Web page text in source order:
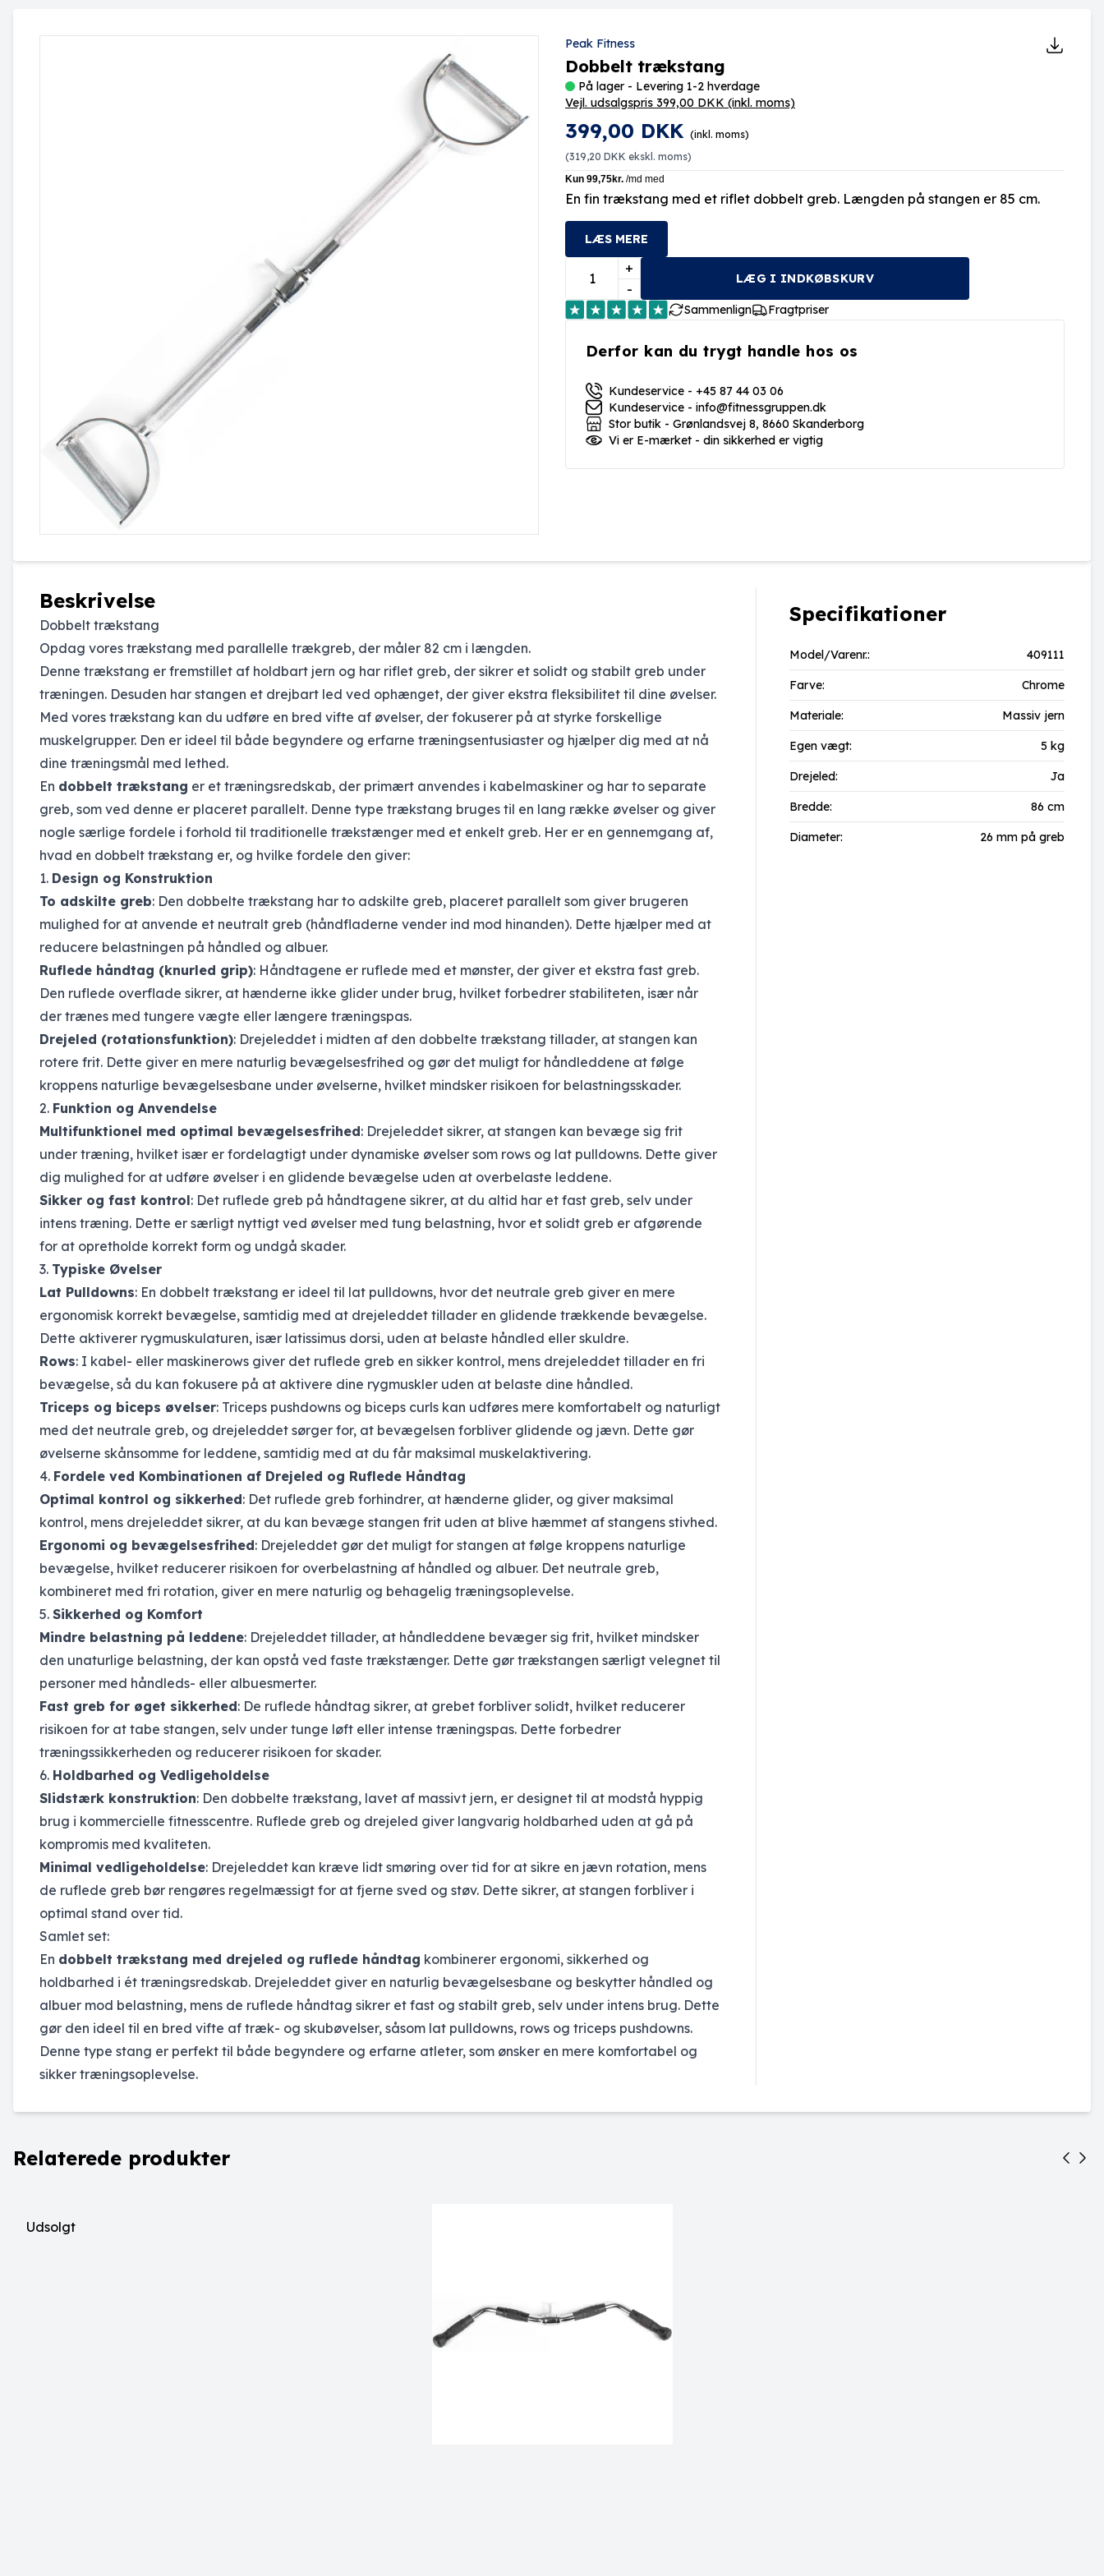
Peak Fitness
Dobbelt trækstang
På lager - Levering 1-2 hverdage
Vejl. udsalgspris 399,00 DKK (inkl. moms)
399,00 DKK (inkl. moms)
(319,20 DKK ekskl. moms)
En fin trækstang med et riflet dobbelt greb. Længden på stangen er 85 cm.
LÆS MERE
+
-
LÆG I INDKØBSKURV
Sammenlign Fragtpriser
Derfor kan du trygt handle hos os
Kundeservice - +45 87 44 03 06
Kundeservice - info@fitnessgruppen.dk
Stor butik - Grønlandsvej 8, 8660 Skanderborg
Vi er E-mærket - din sikkerhed er vigtig
Beskrivelse
Dobbelt trækstang
Opdag vores trækstang med parallelle trækgreb, der måler 82 cm i længden.
Denne trækstang er fremstillet af holdbart jern og har riflet greb, der sikrer et solidt og stabilt greb under
træningen. Desuden har stangen et drejbart led ved ophænget, der giver ekstra fleksibilitet til dine øvelser.
Med vores trækstang kan du udføre en bred vifte af øvelser, der fokuserer på at styrke forskellige
muskelgrupper. Den er ideel til både begyndere og erfarne træningsentusiaster og hjælper dig med at nå
dine træningsmål med lethed.
En dobbelt trækstang er et træningsredskab, der primært anvendes i kabelmaskiner og har to separate
greb, som ved denne er placeret parallelt. Denne type trækstang bruges til en lang række øvelser og giver
nogle særlige fordele i forhold til traditionelle trækstænger med et enkelt greb. Her er en gennemgang af,
hvad en dobbelt trækstang er, og hvilke fordele den giver:
1. Design og Konstruktion
To adskilte greb: Den dobbelte trækstang har to adskilte greb, placeret parallelt som giver brugeren
mulighed for at anvende et neutralt greb (håndfladerne vender ind mod hinanden). Dette hjælper med at
reducere belastningen på håndled og albuer.
Ruflede håndtag (knurled grip): Håndtagene er ruflede med et mønster, der giver et ekstra fast greb.
Den ruflede overflade sikrer, at hænderne ikke glider under brug, hvilket forbedrer stabiliteten, især når
der trænes med tungere vægte eller længere træningspas.
Drejeled (rotationsfunktion): Drejeleddet i midten af den dobbelte trækstang tillader, at stangen kan
rotere frit. Dette giver en mere naturlig bevægelsesfrihed og gør det muligt for håndleddene at følge
kroppens naturlige bevægelsesbane under øvelserne, hvilket mindsker risikoen for belastningsskader.
2. Funktion og Anvendelse
Multifunktionel med optimal bevægelsesfrihed: Drejeleddet sikrer, at stangen kan bevæge sig frit
under træning, hvilket især er fordelagtigt under dynamiske øvelser som rows og lat pulldowns. Dette giver
dig mulighed for at udføre øvelser i en glidende bevægelse uden at overbelaste leddene.
Sikker og fast kontrol: Det ruflede greb på håndtagene sikrer, at du altid har et fast greb, selv under
intens træning. Dette er særligt nyttigt ved øvelser med tung belastning, hvor et solidt greb er afgørende
for at opretholde korrekt form og undgå skader.
3. Typiske Øvelser
Lat Pulldowns: En dobbelt trækstang er ideel til lat pulldowns, hvor det neutrale greb giver en mere
ergonomisk korrekt bevægelse, samtidig med at drejeleddet tillader en glidende trækkende bevægelse.
Dette aktiverer rygmuskulaturen, især latissimus dorsi, uden at belaste håndled eller skuldre.
Rows: I kabel- eller maskinerows giver det ruflede greb en sikker kontrol, mens drejeleddet tillader en fri
bevægelse, så du kan fokusere på at aktivere dine rygmuskler uden at belaste dine håndled.
Triceps og biceps øvelser: Triceps pushdowns og biceps curls kan udføres mere komfortabelt og naturligt
med det neutrale greb, og drejeleddet sørger for, at bevægelsen forbliver glidende og jævn. Dette gør
øvelserne skånsomme for leddene, samtidig med at du får maksimal muskelaktivering.
4. Fordele ved Kombinationen af Drejeled og Ruflede Håndtag
Optimal kontrol og sikkerhed: Det ruflede greb forhindrer, at hænderne glider, og giver maksimal
kontrol, mens drejeleddet sikrer, at du kan bevæge stangen frit uden at blive hæmmet af stangens stivhed.
Ergonomi og bevægelsesfrihed: Drejeleddet gør det muligt for stangen at følge kroppens naturlige
bevægelse, hvilket reducerer risikoen for overbelastning af håndled og albuer. Det neutrale greb,
kombineret med fri rotation, giver en mere naturlig og behagelig træningsoplevelse.
5. Sikkerhed og Komfort
Mindre belastning på leddene: Drejeleddet tillader, at håndleddene bevæger sig frit, hvilket mindsker
den unaturlige belastning, der kan opstå ved faste trækstænger. Dette gør trækstangen særligt velegnet til
personer med håndleds- eller albuesmerter.
Fast greb for øget sikkerhed: De ruflede håndtag sikrer, at grebet forbliver solidt, hvilket reducerer
risikoen for at tabe stangen, selv under tunge løft eller intense træningspas. Dette forbedrer
træningssikkerheden og reducerer risikoen for skader.
6. Holdbarhed og Vedligeholdelse
Slidstærk konstruktion: Den dobbelte trækstang, lavet af massivt jern, er designet til at modstå hyppig
brug i kommercielle fitnesscentre. Ruflede greb og drejeled giver langvarig holdbarhed uden at gå på
kompromis med kvaliteten.
Minimal vedligeholdelse: Drejeleddet kan kræve lidt smøring over tid for at sikre en jævn rotation, mens
de ruflede greb bør rengøres regelmæssigt for at fjerne sved og støv. Dette sikrer, at stangen forbliver i
optimal stand over tid.
Samlet set:
En dobbelt trækstang med drejeled og ruflede håndtag kombinerer ergonomi, sikkerhed og
holdbarhed i ét træningsredskab. Drejeleddet giver en naturlig bevægelsesbane og beskytter håndled og
albuer mod belastning, mens de ruflede håndtag sikrer et fast og stabilt greb, selv under intens brug. Dette
gør den ideel til en bred vifte af træk- og skubøvelser, såsom lat pulldowns, rows og triceps pushdowns.
Denne type stang er perfekt til både begyndere og erfarne atleter, som ønsker en mere komfortabel og
sikker træningsoplevelse.
Specifikationer
Model/Varenr.: 409111
Farve: Chrome
Materiale: Massiv jern
Egen vægt: 5 kg
Drejeled: Ja
Bredde: 86 cm
Diameter: 26 mm på greb
Relaterede produkter
Udsolgt